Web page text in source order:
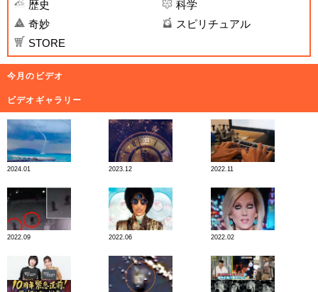
歴史
科学
奇妙
スピリチュアル
STORE
今月のビデオ
ビデオギャラリー
2024.01 2023.12 2022.11
2022.09 2022.06 2022.02